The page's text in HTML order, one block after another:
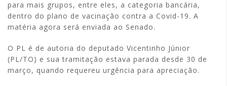
para mais grupos, entre eles, a categoria bancária,
dentro do plano de vacinação contra a Covid-19. A
matéria agora será enviada ao Senado.
O PL é de autoria do deputado Vicentinho Júnior
(PL/TO) e sua tramitação estava parada desde 30 de
março, quando requereu urgência para apreciação.